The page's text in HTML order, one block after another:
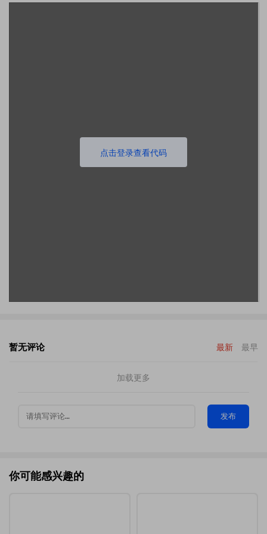
点击登录查看代码
暂无评论 最新 最早
加载更多
发布
你可能感兴趣的